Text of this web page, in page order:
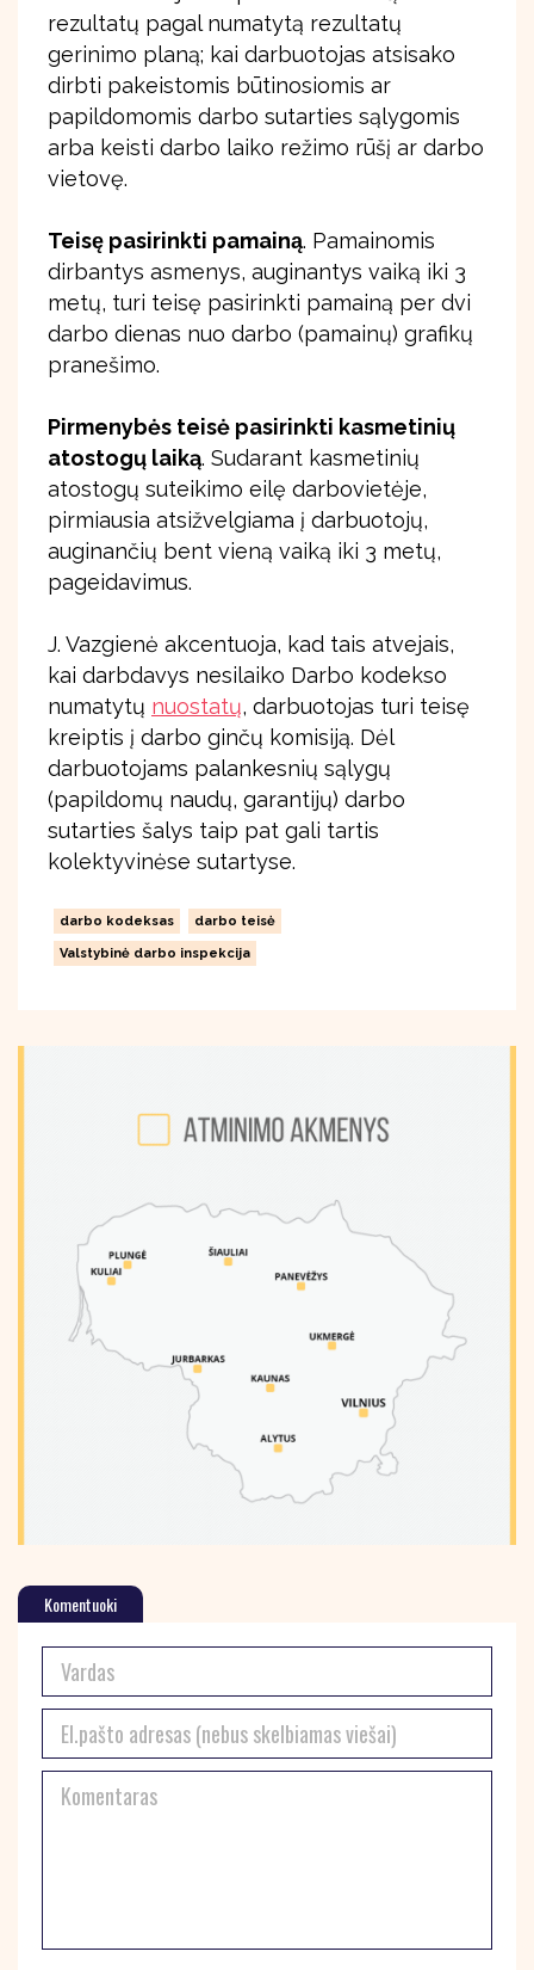
rezultatų pagal numatytą rezultatų
gerinimo planą; kai darbuotojas atsisako
dirbti pakeistomis būtinosiomis ar
papildomomis darbo sutarties sąlygomis
arba keisti darbo laiko režimo rūšį ar darbo
vietovę.
Teisę pasirinkti pamainą. Pamainomis
dirbantys asmenys, auginantys vaiką iki 3
metų, turi teisę pasirinkti pamainą per dvi
darbo dienas nuo darbo (pamainų) grafikų
pranešimo.
Pirmenybės teisė pasirinkti kasmetinių
atostogų laiką. Sudarant kasmetinių
atostogų suteikimo eilę darbovietėje,
pirmiausia atsižvelgiama į darbuotojų,
auginančių bent vieną vaiką iki 3 metų,
pageidavimus.
J. Vazgienė akcentuoja, kad tais atvejais,
kai darbdavys nesilaiko Darbo kodekso
numatytų nuostatų, darbuotojas turi teisę
kreiptis į darbo ginčų komisiją. Dėl
darbuotojams palankesnių sąlygų
(papildomų naudų, garantijų) darbo
sutarties šalys taip pat gali tartis
kolektyvinėse sutartyse.
darbo kodeksas darbo teisė
Valstybinė darbo inspekcija
Komentuoki